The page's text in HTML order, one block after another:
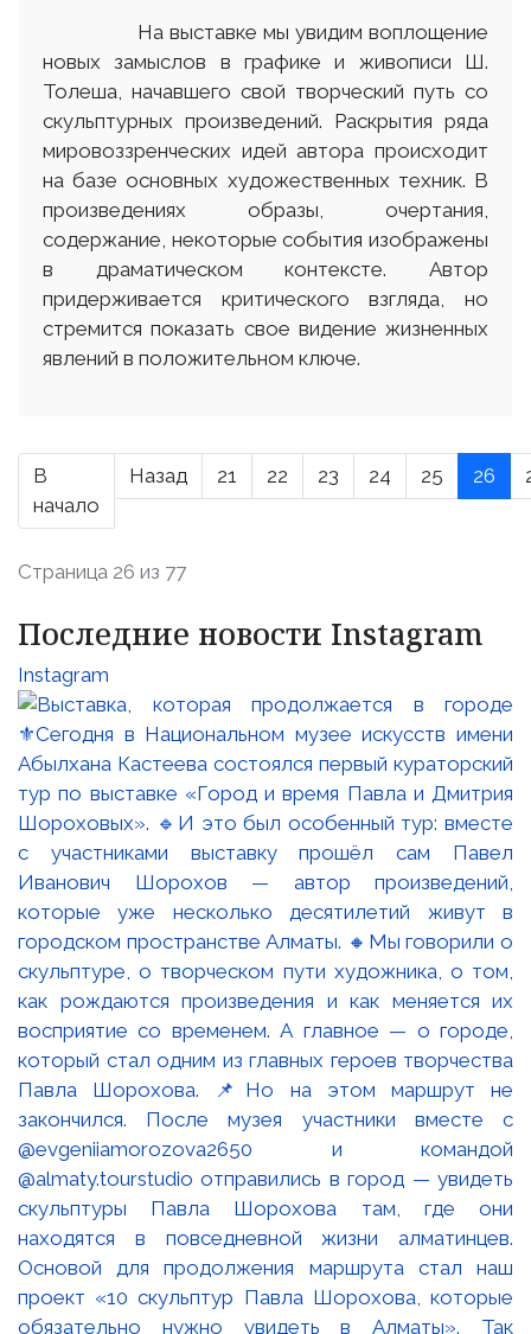
На выставке мы увидим воплощение
новых замыслов в графике и живописи Ш.
Толеша, начавшего свой творческий путь со
скульптурных произведений. Раскрытия ряда
мировоззренческих идей автора происходит
на базе основных художественных техник. В
произведениях образы, очертания,
содержание, некоторые события изображены
в драматическом контексте. Автор
придерживается критического взгляда, но
стремится показать свое видение жизненных
явлений в положительном ключе.
В
начало
Назад 21 22 23 24 25 26
Страница 26 из 77
Последние новости Instagram
Instagram